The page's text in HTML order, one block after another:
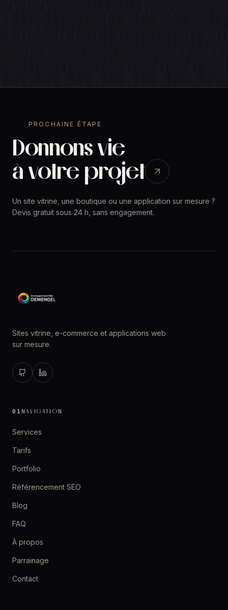
PROCHAINE ÉTAPE
Donnons vie
à votre projet
Un site vitrine, une boutique ou une application sur mesure ?
Devis gratuit sous 24 h, sans engagement.
Sites vitrine, e-commerce et applications web
sur mesure.
01 NAVIGATION
Services
Tarifs
Portfolio
Référencement SEO
Blog
FAQ
À propos
Parrainage
Contact